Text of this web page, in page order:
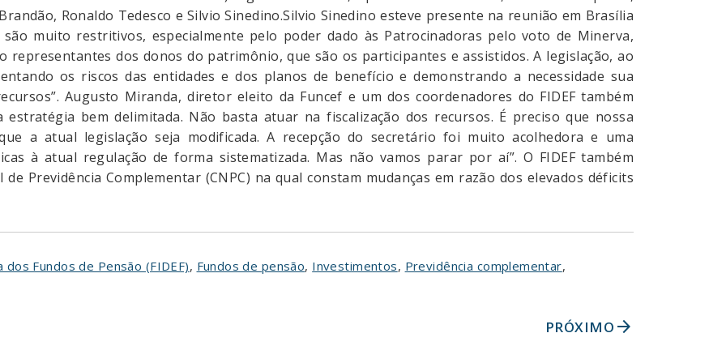
Ronaldo Tedesco e Silvio Sinedino.Silvio Sinedino esteve presente na reunião em Brasília
muito restritivos, especialmente pelo poder dado às Patrocinadoras pelo voto de Minerva,
representantes dos donos do patrimônio, que são os participantes e assistidos. A legislação, ao
os riscos das entidades e dos planos de benefício e demonstrando a necessidade sua
Augusto Miranda, diretor eleito da Funcef e um dos coordenadores do FIDEF também
estratégia bem delimitada. Não basta atuar na fiscalização dos recursos. É preciso que nossa
a atual legislação seja modificada. A recepção do secretário foi muito acolhedora e uma
à atual regulação de forma sistematizada. Mas não vamos parar por aí”. O FIDEF também
Previdência Complementar (CNPC) na qual constam mudanças em razão dos elevados déficits
Fundos de Pensão (FIDEF), Fundos de pensão, Investimentos, Previdência complementar,
PRÓXIMO arrow_forward